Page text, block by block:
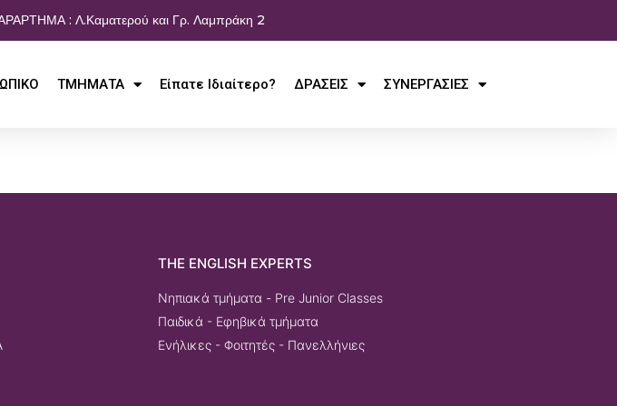
: Λ.Καματερού και Γρ. Λαμπράκη 2
ΤΜΗΜΑΤΑ Είπατε Ιδιαίτερο? ΔΡΑΣΕΙΣ ΣΥΝΕΡΓΑΣΙΕΣ
THE ENGLISH EXPERTS
Νηπιακά τμήματα - Pre Junior Classes
Παιδικά - Εφηβικά τμήματα
Ενήλικες - Φοιτητές - Πανελλήνιες